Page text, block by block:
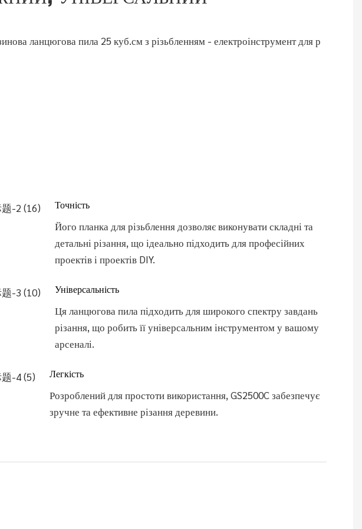
Точність
Його планка для різьблення дозволяє виконувати складні та
детальні різання, що ідеально підходить для професійних
проектів і проектів DIY.
Універсальність
Ця ланцюгова пила підходить для широкого спектру завдань
різання, що робить її універсальним інструментом у вашому
арсеналі.
Легкість
Розроблений для простоти використання, GS2500C забезпечує
зручне та ефективне різання деревини.